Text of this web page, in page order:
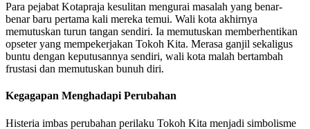
Para pejabat Kotapraja kesulitan mengurai masalah yang benar-
benar baru pertama kali mereka temui. Wali kota akhirnya
memutuskan turun tangan sendiri. Ia memutuskan memberhentikan
opseter yang mempekerjakan Tokoh Kita. Merasa ganjil sekaligus
buntu dengan keputusannya sendiri, wali kota malah bertambah
frustasi dan memutuskan bunuh diri.
Kegagapan Menghadapi Perubahan
Histeria imbas perubahan perilaku Tokoh Kita menjadi simbolisme